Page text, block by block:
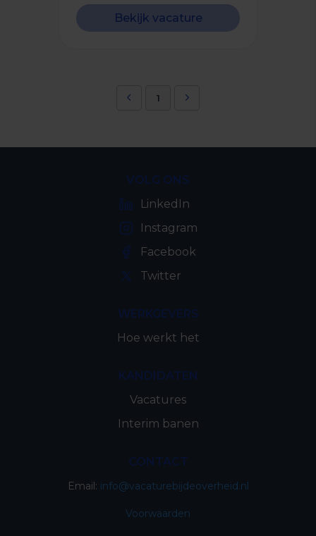
Bekijk vacature
1
VOLG ONS
LinkedIn
Instagram
Facebook
Twitter
WERKGEVERS
Hoe werkt het
KANDIDATEN
Vacatures
Interim banen
CONTACT
Email: info@vacaturebijdeoverheid.nl
Voorwaarden